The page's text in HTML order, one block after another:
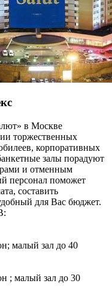
в Москве
торжественных
корпоративных
залы порадуют
и отменным
персонал поможет
составить
для Вас бюджет.
малый зал до 40
; малый зал до 30